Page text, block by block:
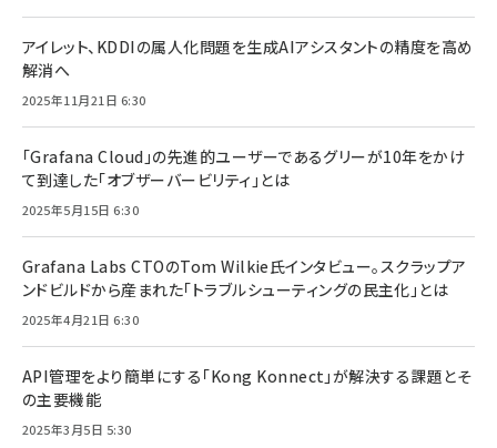
アイレット、KDDIの属人化問題を生成AIアシスタントの精度を高め
解消へ
2025年11月21日 6:30
「Grafana Cloud」の先進的ユーザーであるグリーが10年をかけ
て到達した「オブザーバービリティ」とは
2025年5月15日 6:30
Grafana Labs CTOのTom Wilkie氏インタビュー。スクラップア
ンドビルドから産まれた「トラブルシューティングの民主化」とは
2025年4月21日 6:30
API管理をより簡単にする「Kong Konnect」が解決する課題とそ
の主要機能
2025年3月5日 5:30